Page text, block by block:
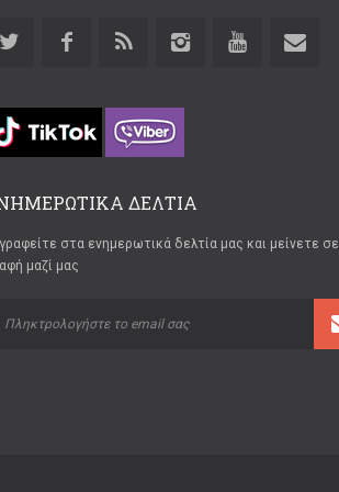
ΔΕΛΤΙΑ
στα ενημερωτικά δελτία μας και μείνετε σε
μαζί μας